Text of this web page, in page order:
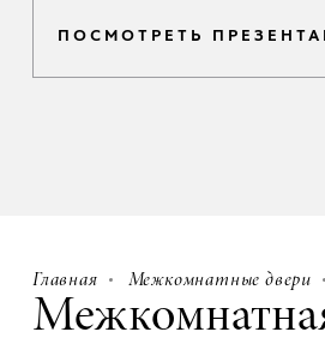
ПОСМОТРЕТЬ
Главная Межкомнатные двери